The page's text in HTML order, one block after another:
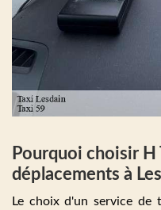
Pourquoi choisir H
déplacements à
Le choix d'un service de